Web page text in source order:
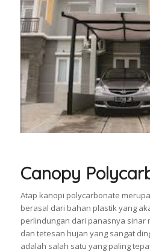
Canopy
Atap kanopi polycarbonate
berasal dari bahan plastik yang
perlindungan dari panasnya sinar
dan tetesan hujan yang sangat
adalah salah satu yang paling